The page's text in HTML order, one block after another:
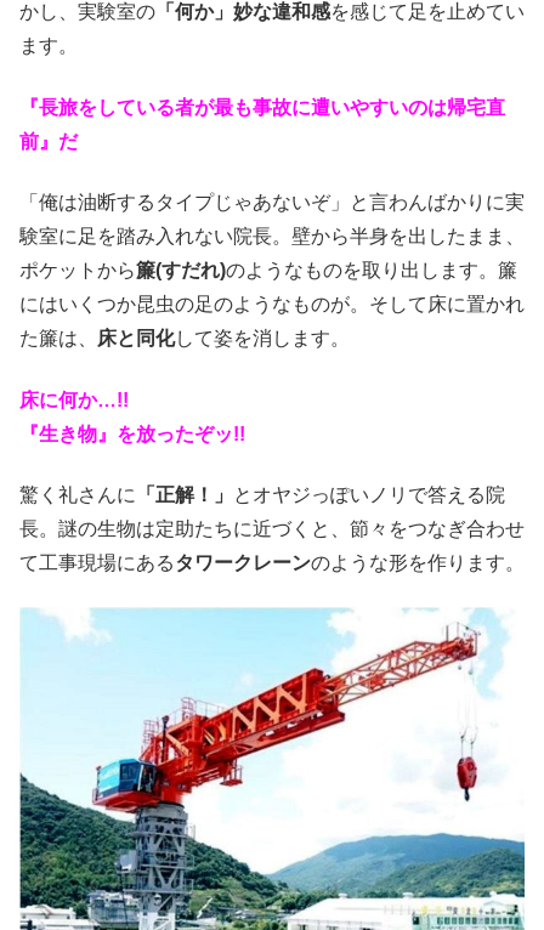
かし、実験室の 「何か」妙な違和感を感じて足を止めてい
ます。
『長旅をしている者が最も事故に遭いやすいのは帰宅直
前』だ
「俺は油断するタイプじゃあないぞ」と言わんばかりに実
験室に足を踏み入れない院長。壁から半身を出したまま、
ポケットから簾(すだれ)のようなものを取り出します。簾
にはいくつか昆虫の足のようなものが。そして床に置かれ
た簾は、
床と同化して姿を消します。
床に何か…!!
『生き物』を放ったぞッ!!
驚く礼さんに 「正解！」
とオヤジっぽいノリで答える院
長。謎の生物は定助たちに近づくと、節々をつなぎ合わせ
て工事現場にあるタワークレーンのような形を作ります。